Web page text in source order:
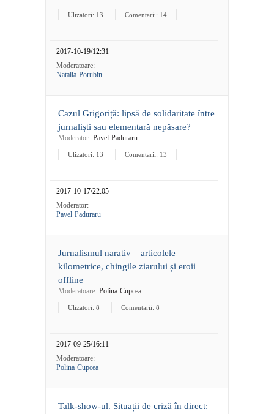
Ulizatori: 13 Comentarii: 14
2017-10-19/12:31
Moderatoare:
Natalia Porubin
Cazul Grigoriță: lipsă de solidaritate între
jurnaliști sau elementară nepăsare?
Moderator: Pavel Paduraru
Ulizatori: 13 Comentarii: 13
2017-10-17/22:05
Moderator:
Pavel Paduraru
Jurnalismul narativ – articolele
kilometrice, chingile ziarului și eroii
offline
Moderatoare: Polina Cupcea
Ulizatori: 8 Comentarii: 8
2017-09-25/16:11
Moderatoare:
Polina Cupcea
Talk-show-ul. Situații de criză în direct: